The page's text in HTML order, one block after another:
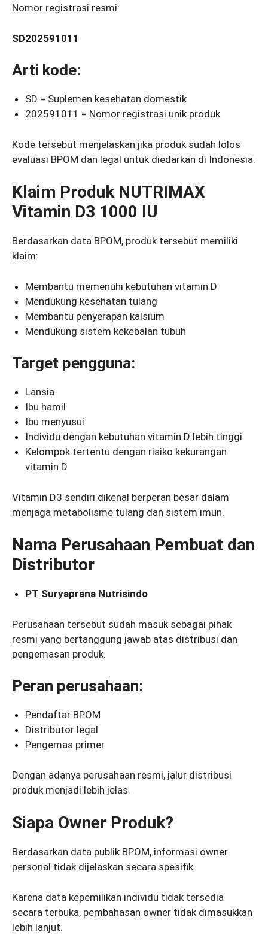
Nomor registrasi resmi:
SD202591011
Arti kode:
SD = Suplemen kesehatan domestik
202591011 = Nomor registrasi unik produk
Kode tersebut menjelaskan jika produk sudah lolos
evaluasi BPOM dan legal untuk diedarkan di Indonesia.
Klaim Produk NUTRIMAX
Vitamin D3 1000 IU
Berdasarkan data BPOM, produk tersebut memiliki
klaim:
Membantu memenuhi kebutuhan vitamin D
Mendukung kesehatan tulang
Membantu penyerapan kalsium
Mendukung sistem kekebalan tubuh
Target pengguna:
Lansia
Ibu hamil
Ibu menyusui
Individu dengan kebutuhan vitamin D lebih tinggi
Kelompok tertentu dengan risiko kekurangan
vitamin D
Vitamin D3 sendiri dikenal berperan besar dalam
menjaga metabolisme tulang dan sistem imun.
Nama Perusahaan Pembuat dan
Distributor
PT Suryaprana Nutrisindo
Perusahaan tersebut sudah masuk sebagai pihak
resmi yang bertanggung jawab atas distribusi dan
pengemasan produk.
Peran perusahaan:
Pendaftar BPOM
Distributor legal
Pengemas primer
Dengan adanya perusahaan resmi, jalur distribusi
produk menjadi lebih jelas.
Siapa Owner Produk?
Berdasarkan data publik BPOM, informasi owner
personal tidak dijelaskan secara spesifik.
Karena data kepemilikan individu tidak tersedia
secara terbuka, pembahasan owner tidak dimasukkan
lebih lanjut.